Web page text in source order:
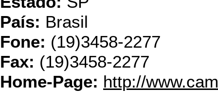
País: Brasil
Fone: (19)3458-2277
Fax: (19)3458-2277
Home-Page: http://